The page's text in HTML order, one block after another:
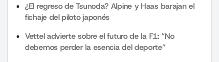
¿El regreso de Tsunoda? Alpine y Haas barajan el
fichaje del piloto japonés
Vettel advierte sobre el futuro de la F1: “No
debemos perder la esencia del deporte”